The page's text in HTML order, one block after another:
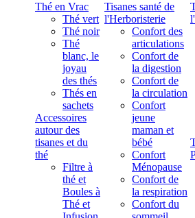
Thé en Vrac
Thé vert
Thé noir
Thé
blanc, le
joyau
des thés
Thés en
sachets
Accessoires
autour des
tisanes et du
thé
Filtre à
thé et
Boules à
Thé et
Tisanes santé de
l'Herboristerie
Confort des
articulations
Confort de
la digestion
Confort de
la circulation
Confort
jeune
maman et
bébé
Confort
Ménopause
Confort de
la respiration
Confort du